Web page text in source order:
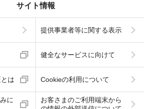
サイト情報
提供事業者等に関する表示
健全なサービスに向けて
は Cookieの利用について
に
お客さまのご利用端末から